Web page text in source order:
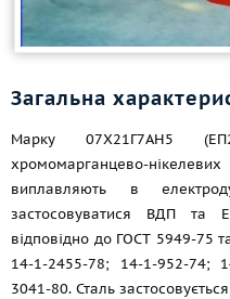
Загальна
Марку 07Х21Г7АН5
хромомарганцево-
виплавляють в
застосовуватися ВДП та
відповідно до ГОСТ 5949-75
14-1-2455-78; 14-1-952-74;
3041-80. Сталь